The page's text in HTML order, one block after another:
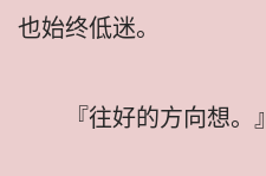
也始终低迷。
『往好的方向想。』